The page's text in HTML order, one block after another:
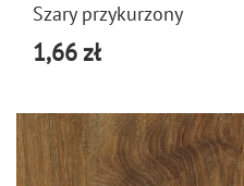
Szary przykurzony
1,66 zł